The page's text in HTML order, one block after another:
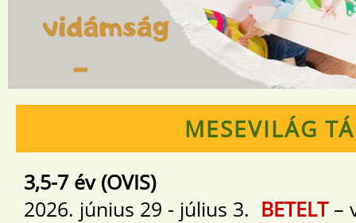
MESEVILÁG
3,5-7 év (OVIS)
2026. június 29 - július 3. BETELT–